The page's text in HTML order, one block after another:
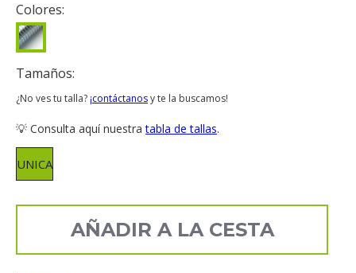
Colores:
Tamaños:
¿No ves tu talla?¡contáctanosy te la buscamos!
💡 Consulta aquí nuestratabla de tallas.
UNICA
AÑADIR A LA CESTA